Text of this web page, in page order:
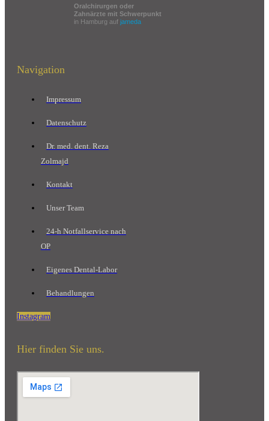
Oralchirurgen oder
Zahnärzte mit Schwerpunkt
in Hamburg auf jameda
Navigation
Impressum
Datenschutz
Dr. med. dent. Reza
Zolmajd
Kontakt
Unser Team
24-h Notfallservice nach
OP
Eigenes Dental-Labor
Behandlungen
Instagram
Hier finden Sie uns.